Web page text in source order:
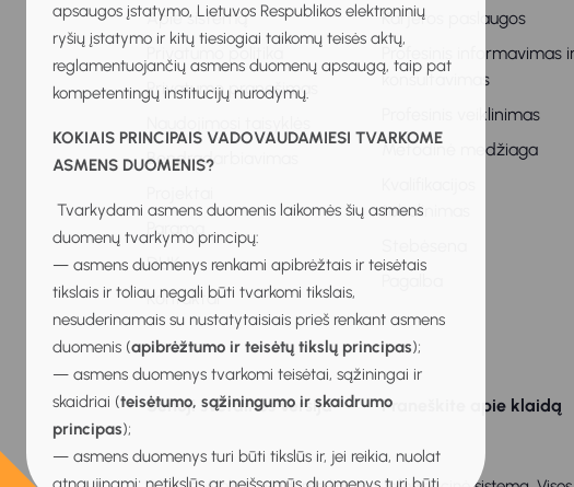
apsaugos įstatymo, Lietuvos Respublikos elektroninių
ryšių įstatymo ir kitų tiesiogiai taikomų teisės aktų,
reglamentuojančių asmens duomenų apsaugą, taip pat
kompetentingų institucijų nurodymų.
KOKIAIS PRINCIPAIS VADOVAUDAMIESI TVARKOME
ASMENS DUOMENIS?
Tvarkydami asmens duomenis laikomės šių asmens
duomenų tvarkymo principų:
— asmens duomenys renkami apibrėžtais ir teisėtais
tikslais ir toliau negali būti tvarkomi tikslais,
nesuderinamais su nustatytaisiais prieš renkant asmens
duomenis (apibrėžtumo ir teisėtų tikslų principas);
— asmens duomenys tvarkomi teisėtai, sąžiningai ir
skaidriai (teisėtumo, sąžiningumo ir skaidrumo
principas);
— asmens duomenys turi būti tikslūs ir, jei reikia, nuolat
Apie sistemą
Privatumo politika
Privatumo pranešimas
Bendradarbiavimas
Parama
DUK
Kontaktai
Karjeros paslaugos
Profesinis informavimas
konsultavimas
Profesinis veiklinimas
Metodinė medžiaga
tobulinimas
Senoji svetainės versija Praneškite apie klaidą